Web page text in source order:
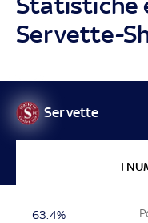
Servette-
Servette
I
63.4%